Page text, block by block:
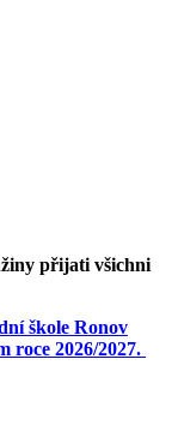
přijati všichni
škole Ronov
roce 2026/2027.